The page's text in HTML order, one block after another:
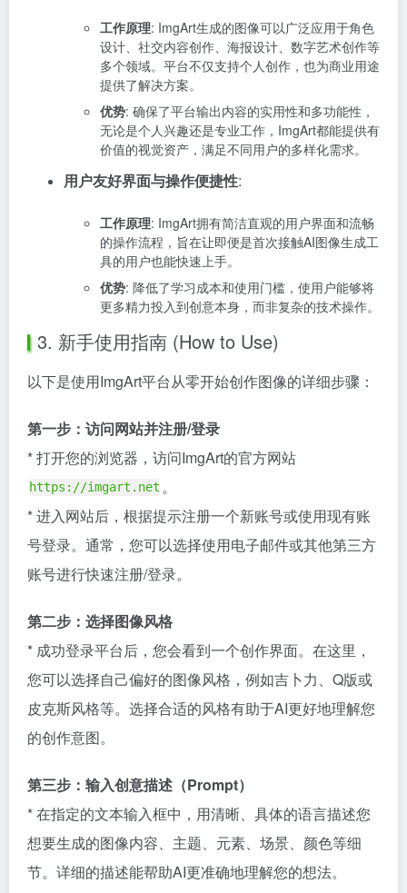
工作原理: ImgArt生成的图像可以广泛应用于角色
设计、社交内容创作、海报设计、数字艺术创作等
多个领域。平台不仅支持个人创作，也为商业用途
提供了解决方案。
优势: 确保了平台输出内容的实用性和多功能性，
无论是个人兴趣还是专业工作，ImgArt都能提供有
价值的视觉资产，满足不同用户的多样化需求。
用户友好界面与操作便捷性:
工作原理: ImgArt拥有简洁直观的用户界面和流畅
的操作流程，旨在让即便是首次接触AI图像生成工
具的用户也能快速上手。
优势: 降低了学习成本和使用门槛，使用户能够将
更多精力投入到创意本身，而非复杂的技术操作。
3. 新手使用指南 (How to Use)
以下是使用ImgArt平台从零开始创作图像的详细步骤：
第一步：访问网站并注册/登录
* 打开您的浏览器，访问ImgArt的官方网站
https://imgart.net 。
* 进入网站后，根据提示注册一个新账号或使用现有账
号登录。通常，您可以选择使用电子邮件或其他第三方
账号进行快速注册/登录。
第二步：选择图像风格
* 成功登录平台后，您会看到一个创作界面。在这里，
您可以选择自己偏好的图像风格，例如吉卜力、Q版或
皮克斯风格等。选择合适的风格有助于AI更好地理解您
的创作意图。
第三步：输入创意描述（Prompt）
* 在指定的文本输入框中，用清晰、具体的语言描述您
想要生成的图像内容、主题、元素、场景、颜色等细
节。详细的描述能帮助AI更准确地理解您的想法。